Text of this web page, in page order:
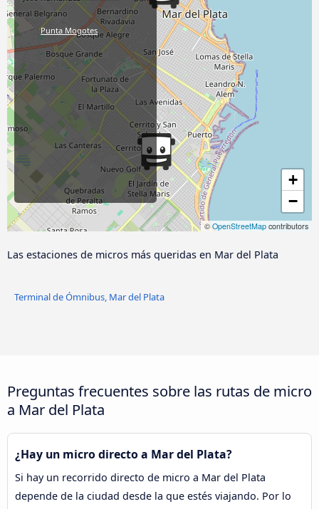
+
−
© OpenStreetMap contributors
Punta Mogotes
Las estaciones de micros más queridas en Mar del Plata
Terminal de Ómnibus, Mar del Plata
Preguntas frecuentes sobre las rutas de micro
a Mar del Plata
¿Hay un micro directo a Mar del Plata?
Si hay un recorrido directo de micro a Mar del Plata
depende de la ciudad desde la que estés viajando. Por lo